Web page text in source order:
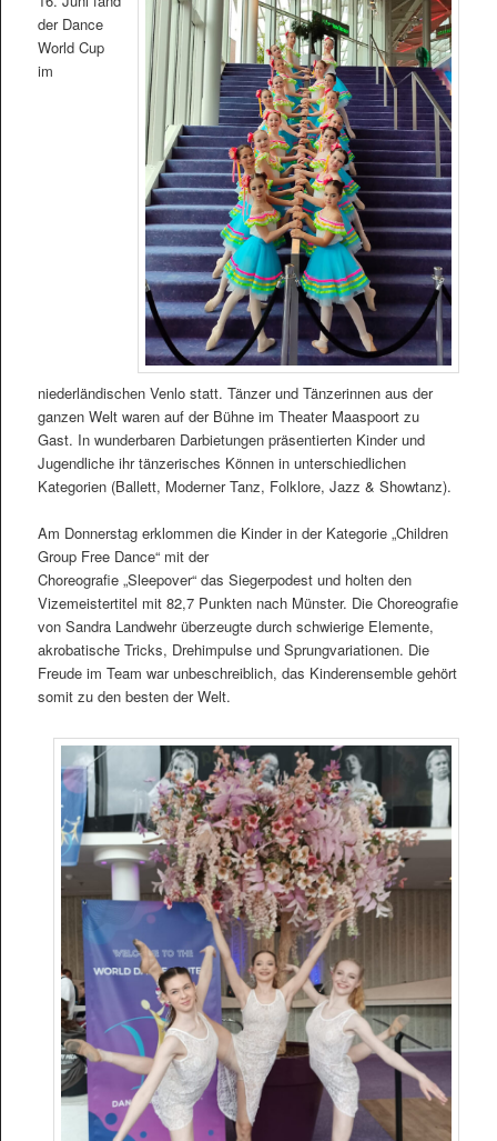
der Dance
World Cup
im
niederländischen Venlo statt. Tänzer und Tänzerinnen aus der
ganzen Welt waren auf der Bühne im Theater Maaspoort zu
Gast. In wunderbaren Darbietungen präsentierten Kinder und
Jugendliche ihr tänzerisches Können in unterschiedlichen
Kategorien (Ballett, Moderner Tanz, Folklore, Jazz & Showtanz).
Am Donnerstag erklommen die Kinder in der Kategorie „Children
Group Free Dance“ mit der
Choreografie „Sleepover“ das Siegerpodest und holten den
Vizemeistertitel mit 82,7 Punkten nach Münster. Die Choreografie
von Sandra Landwehr überzeugte durch schwierige Elemente,
akrobatische Tricks, Drehimpulse und Sprungvariationen. Die
Freude im Team war unbeschreiblich, das Kinderensemble gehört
somit zu den besten der Welt.